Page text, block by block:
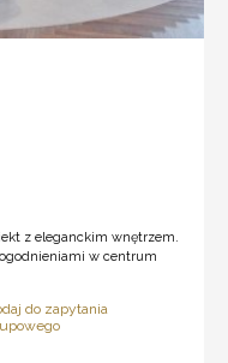
z eleganckim wnętrzem.
w centrum